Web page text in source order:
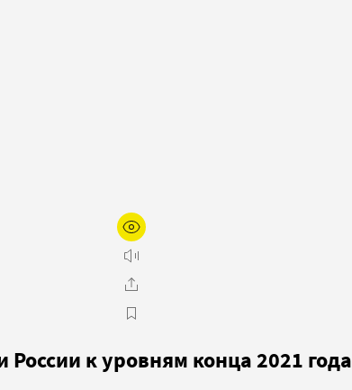
к уровням конца 2021 года